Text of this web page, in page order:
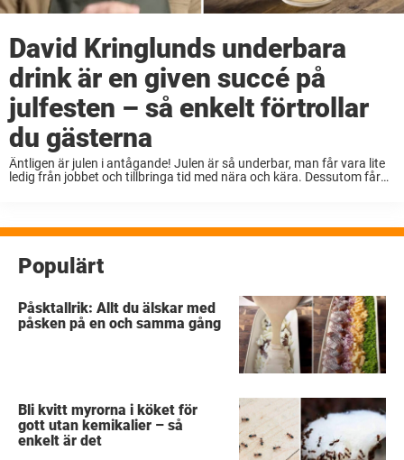
David Kringlunds underbara
drink är en given succé på
julfesten – så enkelt förtrollar
du gästerna
Äntligen är julen i antågande! Julen är så underbar, man får vara lite
ledig från jobbet och tillbringa tid med nära och kära. Dessutom får
Populärt
Påsktallrik: Allt du älskar med
påsken på en och samma gång
Bli kvitt myrorna i köket för
gott utan kemikalier – så
enkelt är det